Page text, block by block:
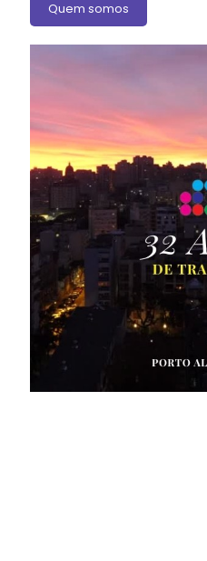
Quem somos